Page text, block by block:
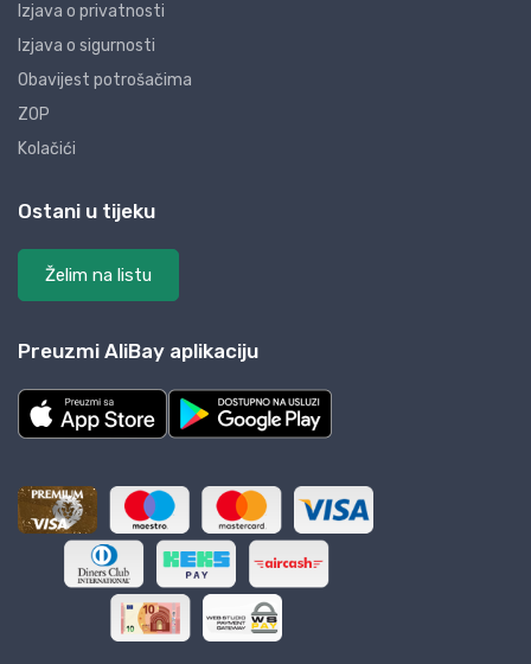
Izjava o privatnosti
Izjava o sigurnosti
Obavijest potrošačima
ZOP
Kolačići
Ostani u tijeku
Želim na listu
Preuzmi AliBay aplikaciju